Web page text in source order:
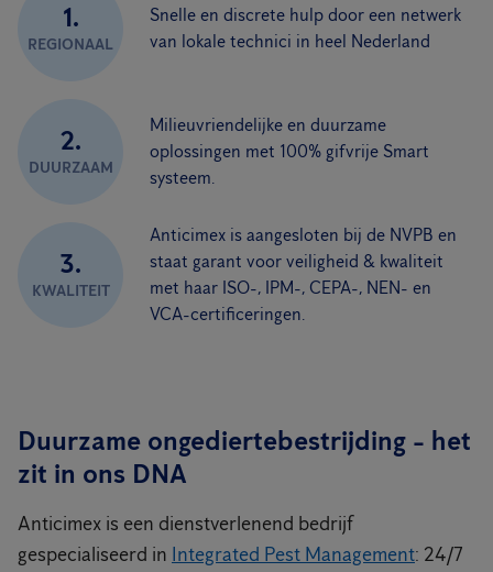
1.
REGIONAAL
Snelle en discrete hulp door een netwerk
van lokale technici in heel Nederland
2.
DUURZAAM
Milieuvriendelijke en duurzame
oplossingen met 100% gifvrije Smart
systeem.
3.
KWALITEIT
Anticimex is aangesloten bij de NVPB en
staat garant voor veiligheid & kwaliteit
met haar ISO-, IPM-, CEPA-, NEN- en
VCA-certificeringen.
Duurzame ongediertebestrijding - het
zit in ons DNA
Anticimex is een dienstverlenend bedrijf
gespecialiseerd in Integrated Pest Management: 24/7